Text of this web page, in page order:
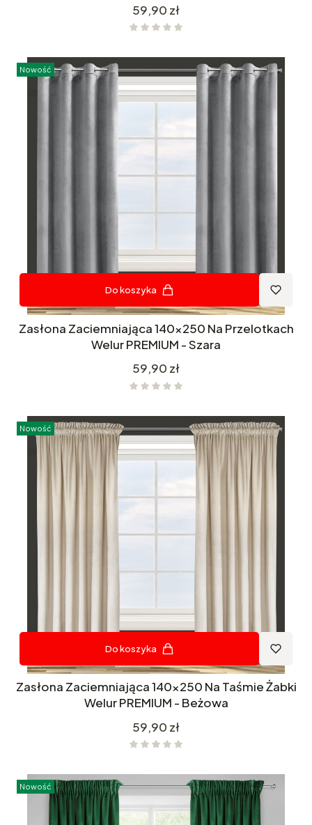
Cena
59,90 zł
Nowość
Do koszyka
Zasłona Zaciemniająca 140x250 Na Przelotkach
Welur PREMIUM - Szara
Cena
59,90 zł
Nowość
Do koszyka
Zasłona Zaciemniająca 140x250 Na Taśmie Żabki
Welur PREMIUM - Beżowa
Cena
59,90 zł
Nowość